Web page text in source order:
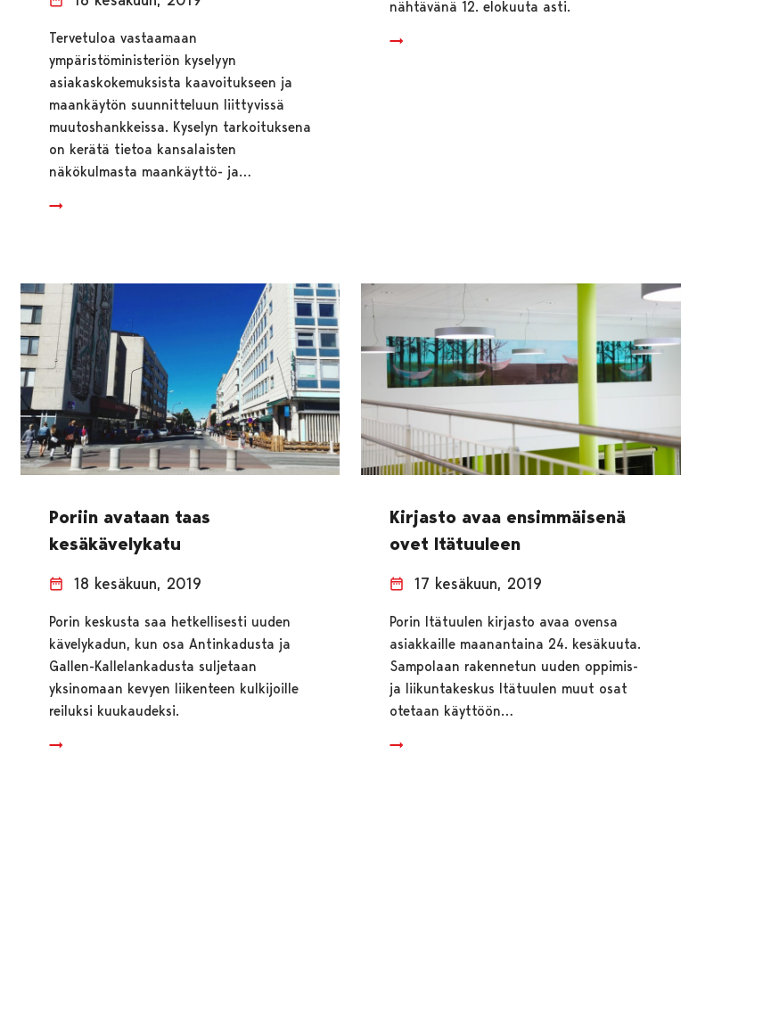
Tervetuloa vastaamaan
ympäristöministeriön kyselyyn
asiakaskokemuksista kaavoitukseen ja
maankäytön suunnitteluun liittyvissä
muutoshankkeissa. Kyselyn tarkoituksena
on kerätä tietoa kansalaisten
näkökulmasta maankäyttö- ja…
nähtävänä 12. elokuuta asti.
Poriin avataan taas
kesäkävelykatu
18 kesäkuun, 2019
Porin keskusta saa hetkellisesti uuden
kävelykadun, kun osa Antinkadusta ja
Gallen-Kallelankadusta suljetaan
yksinomaan kevyen liikenteen kulkijoille
reiluksi kuukaudeksi.
Kirjasto avaa ensimmäisenä
ovet Itätuuleen
17 kesäkuun, 2019
Porin Itätuulen kirjasto avaa ovensa
asiakkaille maanantaina 24. kesäkuuta.
Sampolaan rakennetun uuden oppimis-
ja liikuntakeskus Itätuulen muut osat
otetaan käyttöön…